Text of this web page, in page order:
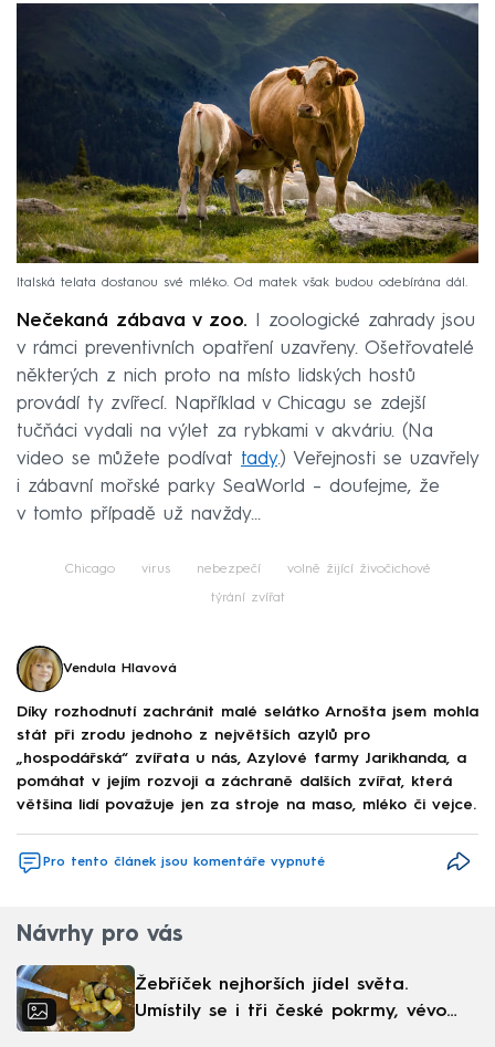
Italská telata dostanou své mléko. Od matek však budou odebírána dál.
Nečekaná zábava v zoo. I zoologické zahrady jsou
v rámci preventivních opatření uzavřeny. Ošetřovatelé
některých z nich proto na místo lidských hostů
provádí ty zvířecí. Například v Chicagu se zdejší
tučňáci vydali na výlet za rybkami v akváriu. (Na
video se můžete podívat tady.) Veřejnosti se uzavřely
i zábavní mořské parky SeaWorld – doufejme, že
v tomto případě už navždy…
Chicago virus nebezpečí volně žijící živočichové
týrání zvířat
Vendula Hlavová
Díky rozhodnutí zachránit malé selátko Arnošta jsem mohla
stát při zrodu jednoho z největších azylů pro
„hospodářská“ zvířata u nás, Azylové farmy Jarikhanda, a
pomáhat v jejím rozvoji a záchraně dalších zvířat, která
většina lidí považuje jen za stroje na maso, mléko či vejce.
Pro tento článek jsou komentáře vypnuté
Návrhy pro vás
Žebříček nejhorších jídel světa.
Umístily se i tři české pokrmy, vévodí